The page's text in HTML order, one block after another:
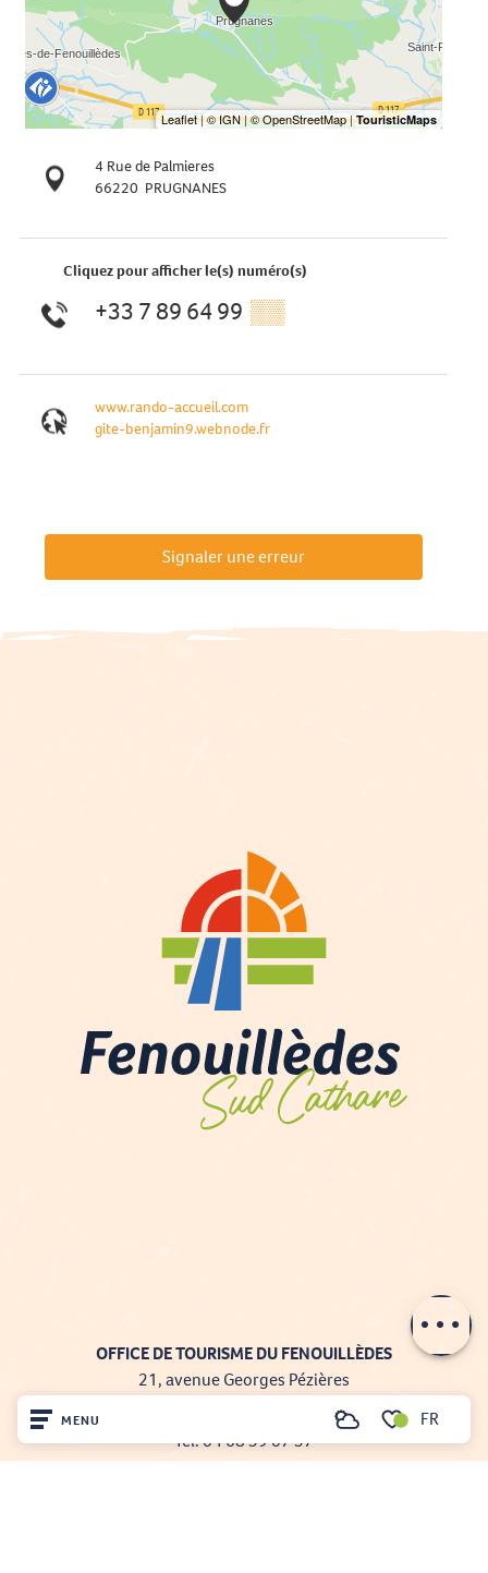
MENU
Voir les favoris
RechercheFR
4 Rue de Palmieres
66220 PRUGNANES
Cliquez pour afficher le(s) numéro(s)
+33 7 89 64 99 ▒▒
www.rando-accueil.com
gite-benjamin9.webnode.fr
Signaler une erreur
OFFICE DE TOURISME DU FENOUILLÈDES
21, avenue Georges Pézières
66220 SAINT-PAUL-DE-FENOUILLET
Tél. 04 68 59 07 57